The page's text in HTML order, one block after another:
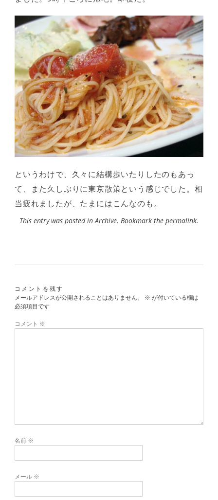
というわけで、久々に結構歩いたりしたのもあっ
て、また久しぶりに東京散策という感じでした。相
当疲れましたが、たまにはこんなのも。
This entry was posted inArchive. Bookmark the permalink.
コメントを残す
メールアドレスが公開されることはありません。
※ が付いている欄は
必須項目です
コメント ※
名前 ※
メール ※